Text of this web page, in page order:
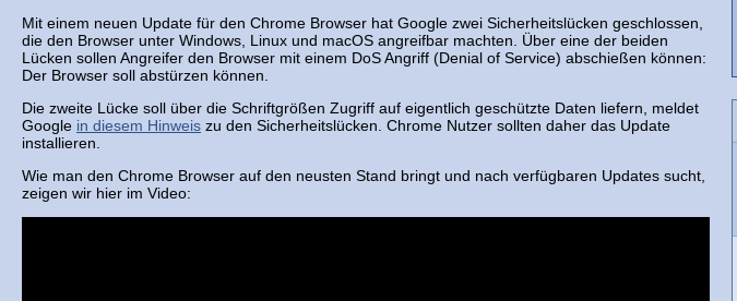
Mit einem neuen Update für den Chrome Browser hat Google zwei Sicherheitslücken geschlossen,
die den Browser unter Windows, Linux und macOS angreifbar machten. Über eine der beiden
Lücken sollen Angreifer den Browser mit einem DoS Angriff (Denial of Service) abschießen können:
Der Browser soll abstürzen können.
Die zweite Lücke soll über die Schriftgrößen Zugriff auf eigentlich geschützte Daten liefern, meldet
Google in diesem Hinweis zu den Sicherheitslücken. Chrome Nutzer sollten daher das Update
installieren.
Wie man den Chrome Browser auf den neusten Stand bringt und nach verfügbaren Updates sucht,
zeigen wir hier im Video: